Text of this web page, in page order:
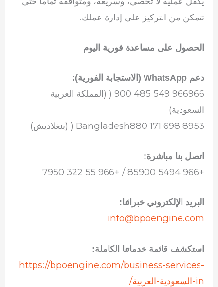
تتمكن من التركيز على إدارة عملك.
الحصول على مساعدة فورية اليوم
دعم WhatsApp (الاستجابة الفورية):
966966 549 485 900 ( (المملكة العربية
السعودية)
Bangladesh880 171 698 8953 ( (بنغلاديش)
اتصل بنا مباشرة:
+966 5494 85900 / +966 55 322 7950
البريد الإلكتروني خبرائنا:
info@bpoengine.com
استكشف قائمة خدماتنا الكاملة:
https://bpoengine.com/business-services-
in-السعودية-العربية/